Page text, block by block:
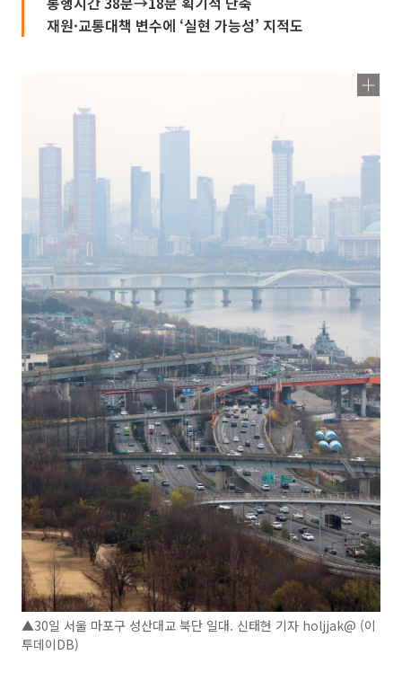
재원·교통대책 변수에 ‘실현 가능성’ 지적도
▲30일 서울 마포구 성산대교 북단 일대. 신태현 기자 holjjak@ (이
투데이DB)